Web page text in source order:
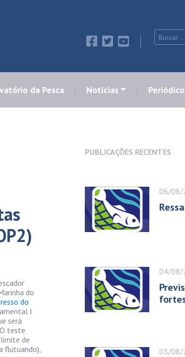
da Pesca Notícias
do
do
I
será
teste
de
flutuando),
PUBLICAÇÕES RECENTES
06/08/
04/08/
03/08/